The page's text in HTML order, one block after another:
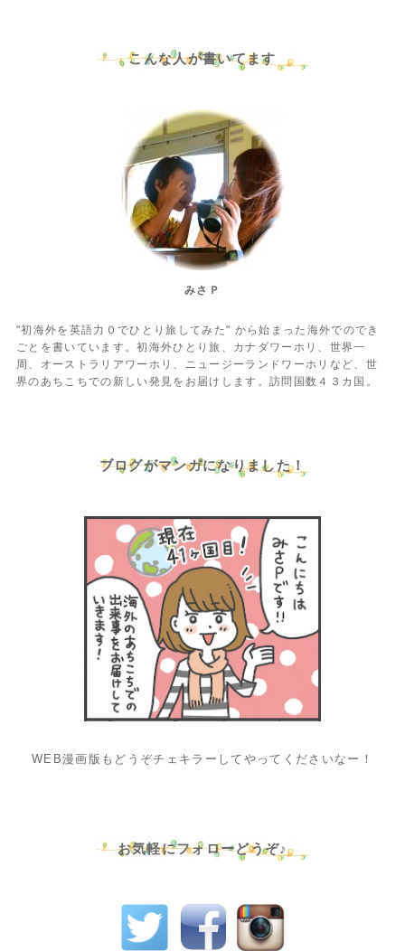
こんな人が書いてます
みさＰ
"初海外を英語力０でひとり旅してみた" から始まった海外でのでき
ごとを書いています。初海外ひとり旅、カナダワーホリ、世界一
周、オーストラリアワーホリ、ニュージーランドワーホリなど、世
界のあちこちでの新しい発見をお届けします。訪問国数４３カ国。
ブログがマンガになりました！
WEB漫画版もどうぞチェキラーしてやってくださいなー！
お気軽にフォローどうぞ♪